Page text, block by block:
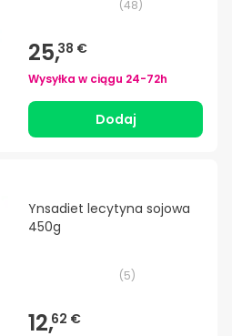
(48)
25,38 €
Wysyłka w ciągu 24-72h
Dodaj
Ynsadiet lecytyna sojowa
450g
(5)
12,62 €